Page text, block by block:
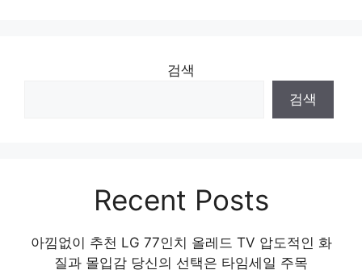
검색
검색
Recent Posts
아낌없이 추천 LG 77인치 올레드 TV 압도적인 화
질과 몰입감 당신의 선택은 타임세일 주목